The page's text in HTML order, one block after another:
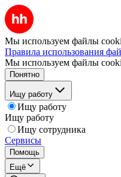
Мы используем файлы
Правила использования
Мы используем файлы
Понятно
Ищу работу
Ищу работу
Ищу работу
Ищу сотрудника
Сервисы
Помощь
Ещё